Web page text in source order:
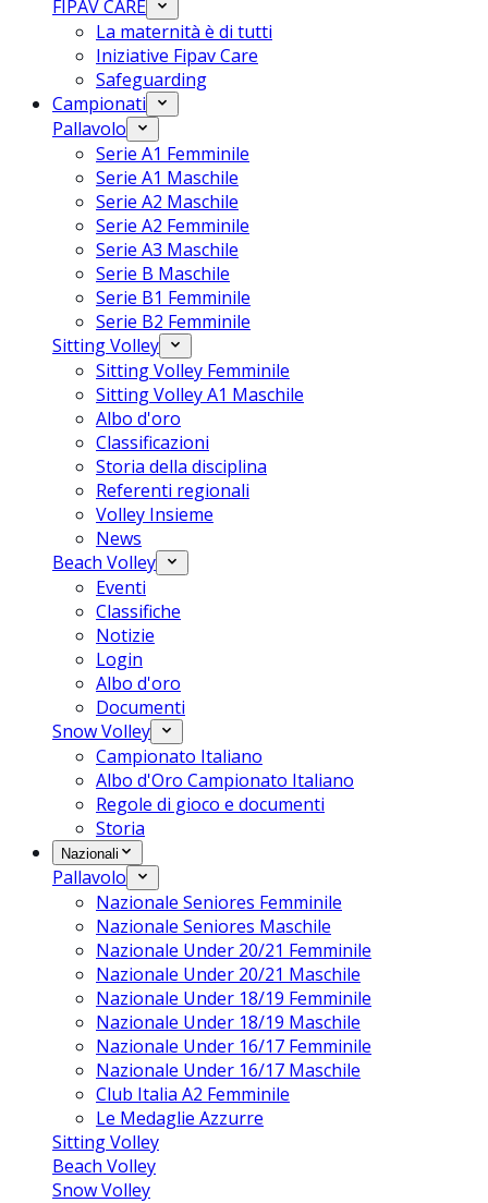
FIPAV CARE
La maternità è di tutti
Iniziative Fipav Care
Safeguarding
Campionati
Pallavolo
Serie A1 Femminile
Serie A1 Maschile
Serie A2 Maschile
Serie A2 Femminile
Serie A3 Maschile
Serie B Maschile
Serie B1 Femminile
Serie B2 Femminile
Sitting Volley
Sitting Volley Femminile
Sitting Volley A1 Maschile
Albo d'oro
Classificazioni
Storia della disciplina
Referenti regionali
Volley Insieme
News
Beach Volley
Eventi
Classifiche
Notizie
Login
Albo d'oro
Documenti
Snow Volley
Campionato Italiano
Albo d'Oro Campionato Italiano
Regole di gioco e documenti
Storia
Nazionali
Pallavolo
Nazionale Seniores Femminile
Nazionale Seniores Maschile
Nazionale Under 20/21 Femminile
Nazionale Under 20/21 Maschile
Nazionale Under 18/19 Femminile
Nazionale Under 18/19 Maschile
Nazionale Under 16/17 Femminile
Nazionale Under 16/17 Maschile
Club Italia A2 Femminile
Le Medaglie Azzurre
Sitting Volley
Beach Volley
Snow Volley